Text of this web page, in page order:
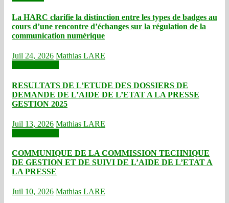
La HARC clarifie la distinction entre les types de badges au
cours d’une rencontre d’échanges sur la régulation de la
communication numérique
Juil 24, 2026 Mathias LARE
RESULTATS DE L’ETUDE DES DOSSIERS DE
DEMANDE DE L’AIDE DE L’ETAT A LA PRESSE
GESTION 2025
Juil 13, 2026 Mathias LARE
COMMUNIQUE DE LA COMMISSION TECHNIQUE
DE GESTION ET DE SUIVI DE L’AIDE DE L’ETAT A
LA PRESSE
Juil 10, 2026 Mathias LARE